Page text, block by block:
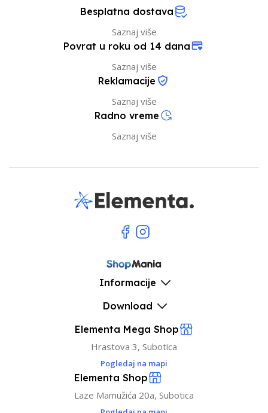
Besplatna dostava
Saznaj više
Povrat u roku od 14 dana
Saznaj više
Reklamacije
Saznaj više
Radno vreme
Saznaj više
Informacije
Download
Elementa Mega Shop
Hrastova 3, Subotica
Pogledaj na mapi
Elementa Shop
Laze Mamužića 20a, Subotica